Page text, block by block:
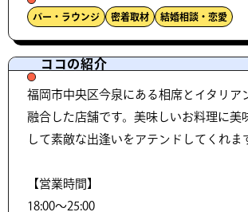
バー・ラウンジ 密着取材 結婚相談・恋愛
ココの紹介
福岡市中央区今泉にある相席とイタリア
融合した店舗です。美味しいお料理に美
して素敵な出逢いをアテンドしてくれま
【営業時間】
18:00〜25:00